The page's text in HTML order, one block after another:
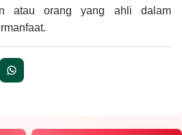
atau orang yang ahli dalam